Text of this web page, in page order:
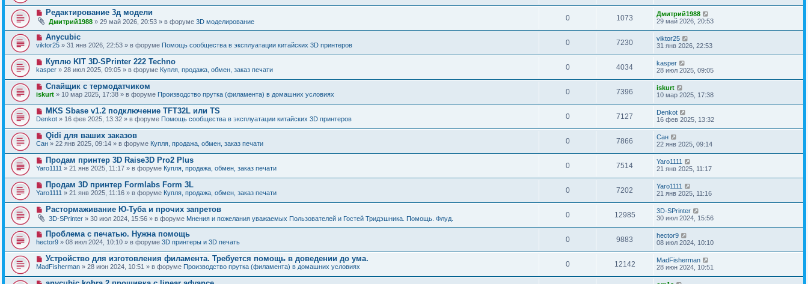
о
б
щ
е
н
и
е
о
е
с
о
о
б
е
н
и
е
Н
в
о
е
с
о
б
щ
е
н
и
е
Редактирование 3д модели
Дмитрий1988 » 29 май 2026, 20:53 » в форуме 3D моделирование 0 1073
Дмитрий1988
29 май 2026, 20:53
Н
о
в
о
е
с
о
о
б
е
н
и
е
Anycubic
viktor25 » 31 янв 2026, 22:53 » в форуме Помощь сообщества в эксплуатации китайских 3D принтеров 0 7230
viktor25
31 янв 2026, 22:53
Н
о
в
о
е
с
о
б
е
н
и
е
Куплю KIT 3D-SPrinter 222 Techno
kasper » 28 июл 2025, 09:05 » в форуме Купля, продажа, обмен, заказ печати 0 4034
kasper
28 июл 2025, 09:05
Н
о
в
о
е
с
о
о
б
е
н
и
е
Спайщик с термодатчиком
iskurt » 10 мар 2025, 17:38 » в форуме Производство прутка (филамента) в домашних условиях 0 7396
iskurt
10 мар 2025, 17:38
Н
о
в
о
е
с
о
б
е
н
и
е
MKS Sbase v1.2 подключение TFT32L или TS
Denkot » 16 фев 2025, 13:32 » в форуме Помощь сообщества в эксплуатации китайских 3D принтеров 0 7127
Denkot
16 фев 2025, 13:32
Н
о
в
о
е
с
о
б
е
н
и
е
Qidi для ваших заказов
Сан » 22 янв 2025, 09:14 » в форуме Купля, продажа, обмен, заказ печати 0 7866
Сан
22 янв 2025, 09:14
Н
о
в
о
е
с
о
б
щ
е
н
и
е
Продам принтер 3D Raise3D Pro2 Plus
Yaro1111 » 21 янв 2025, 11:17 » в форуме Купля, продажа, обмен, заказ печати 0 7514
Yaro1111
21 янв 2025, 11:17
Н
о
в
о
е
с
о
б
е
н
и
е
Продам 3D принтер Formlabs Form 3L
Yaro1111 » 21 янв 2025, 11:16 » в форуме Купля, продажа, обмен, заказ печати 0 7202
Yaro1111
21 янв 2025, 11:16
Н
в
о
е
с
о
о
б
е
Растормаживание Ю-Туба и прочих запретов
3D-SPrinter » 30 июл 2024, 15:56 » в форуме Мнения и пожелания уважаемых Пользователей и Гостей Тридэшника. Помощь. Флуд. 0 12985
3D-SPrinter
30 июл 2024, 15:56
Н
о
в
о
е
с
о
о
Проблема с печатью. Нужна помощь
hector9 » 08 июл 2024, 10:10 » в форуме 3D принтеры и 3D печать 0 9883
hector9
08 июл 2024, 10:10
Н
о
в
о
Устройство для изготовления филамента. Требуется помощь в доведении до ума.
MadFisherman » 28 июн 2024, 10:51 » в форуме Производство прутка (филамента) в домашних условиях 0 12142
MadFisherman
28 июн 2024, 10:51
Н